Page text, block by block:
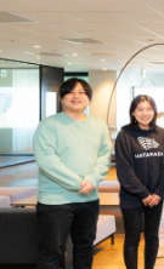
サービ
ス紹介
お役立
ち情報
お役立
ち情報